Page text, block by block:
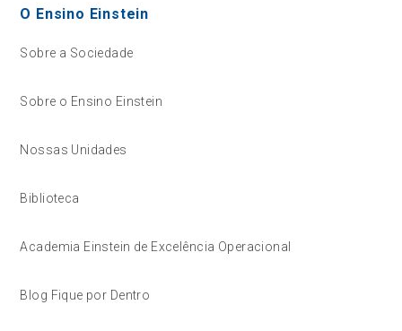
O Ensino Einstein
Sobre a Sociedade
Sobre o Ensino Einstein
Nossas Unidades
Biblioteca
Academia Einstein de Excelência Operacional
Blog Fique por Dentro